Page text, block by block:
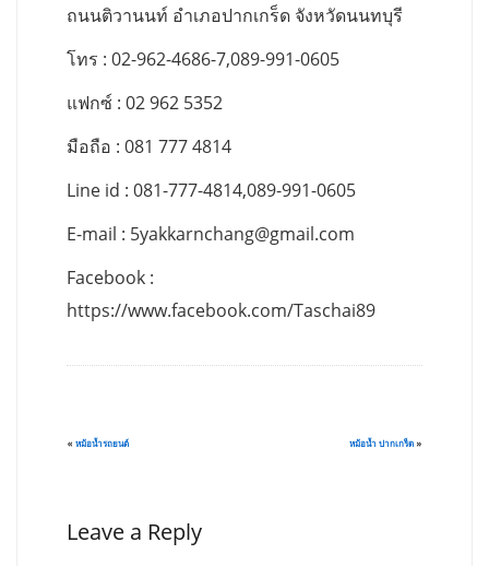
ถนนติวานนท์ อำเภอปากเกร็ด จังหวัดนนทบุรี
โทร : 02-962-4686-7,089-991-0605
แฟกซ์ : 02 962 5352
มือถือ : 081 777 4814
Line id : 081-777-4814,089-991-0605
E-mail : 5yakkarnchang@gmail.com
Facebook :
https://www.facebook.com/Taschai89
« หม้อน้ำรถยนต์ หม้อน้ำ ปากเกร็ด »
Leave a Reply